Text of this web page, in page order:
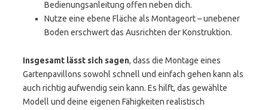
Bedienungsanleitung offen neben dich.
Nutze eine ebene Fläche als Montageort – unebener
Boden erschwert das Ausrichten der Konstruktion.
Insgesamt lässt sich sagen, dass die Montage eines
Gartenpavillons sowohl schnell und einfach gehen kann als
auch richtig aufwendig sein kann. Es hilft, das gewählte
Modell und deine eigenen Fähigkeiten realistisch